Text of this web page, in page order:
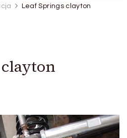
Leaf Springs clayton